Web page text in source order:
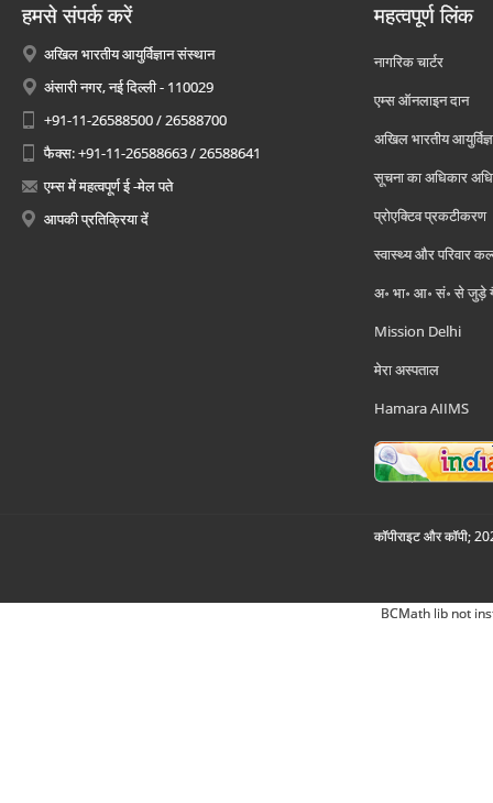
हमसे संपर्क करें
अखिल भारतीय आयुर्विज्ञान संस्थान
अंसारी नगर, नई दिल्ली - 110029
+91-11-26588500 / 26588700
फैक्स: +91-11-26588663 / 26588641
एम्स में महत्वपूर्ण ई -मेल पते
आपकी प्रतिक्रिया दें
महत्वपूर्ण लिंक
नागरिक चार्टर
एम्स ऑनलाइन दान
अखिल भारतीय
सूचना का अधिकार
प्रोएक्टिव प्रकटीकरण
स्वास्थ्य और परिवार
अ॰ भा॰ आ॰ सं॰ से जुड़े
Mission Delhi
मेरा अस्पताल
Hamara AIIMS
कॉपीराइट और कॉपी;
BCMath lib not